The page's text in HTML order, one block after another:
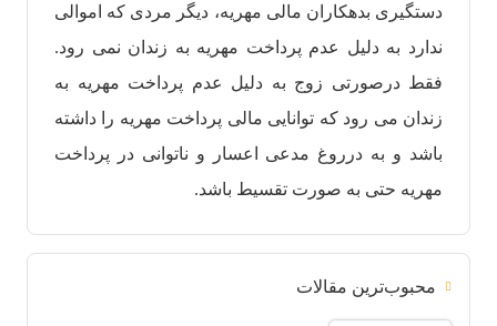
دستگیری بدهکاران مالی مهریه، دیگر مردی که اموالی
ندارد به دلیل عدم پرداخت مهریه به زندان نمی رود.
فقط درصورتی زوج‌ به دلیل عدم پرداخت مهریه به
زندان می رود که توانایی مالی پرداخت مهریه را داشته
باشد و به درروغ مدعی اعسار و ناتوانی در پرداخت
مهریه حتی به صورت تقسیط باشد.
محبوب‌ترین مقالات